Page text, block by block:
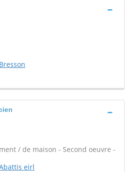
Bresson
/ de maison - Second oeuvre -
eirl